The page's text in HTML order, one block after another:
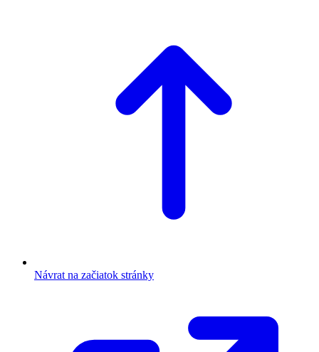
Návrat na začiatok stránky